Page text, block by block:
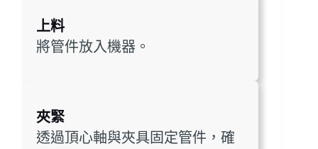
上料
將管件放入機器。
夾緊
透過頂心軸與夾具固定管件，確